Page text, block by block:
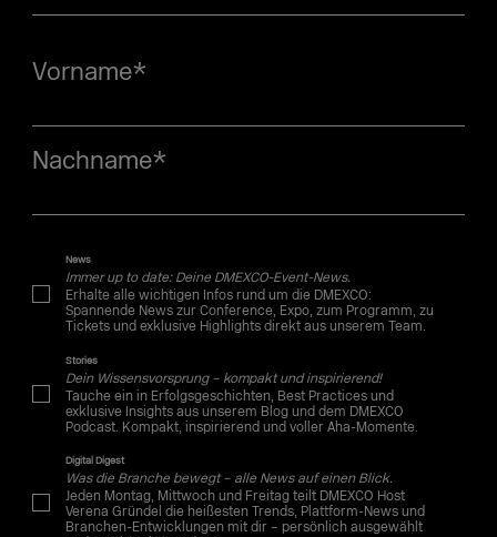
Vorname*
Nachname*
News
Immer up to date: Deine DMEXCO-Event-News.
Erhalte alle wichtigen Infos rund um die DMEXCO:
Spannende News zur Conference, Expo, zum Programm, zu
Tickets und exklusive Highlights direkt aus unserem Team.
Stories
Dein Wissensvorsprung – kompakt und inspirierend!
Tauche ein in Erfolgsgeschichten, Best Practices und
exklusive Insights aus unserem Blog und dem DMEXCO
Podcast. Kompakt, inspirierend und voller Aha-Momente.
Digital Digest
Was die Branche bewegt – alle News auf einen Blick.
Jeden Montag, Mittwoch und Freitag teilt DMEXCO Host
Verena Gründel die heißesten Trends, Plattform-News und
Branchen-Entwicklungen mit dir – persönlich ausgewählt